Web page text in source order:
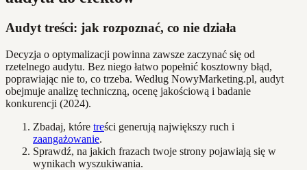
Audyt treści: jak rozpoznać, co nie działa
Decyzja o optymalizacji powinna zawsze zaczynać się od
rzetelnego audytu. Bez niego łatwo popełnić kosztowny błąd,
poprawiając nie to, co trzeba. Według NowyMarketing.pl, audyt
obejmuje analizę techniczną, ocenę jakościową i badanie
konkurencji (2024).
Zbadaj, które treści generują największy ruch i
zaangażowanie.
Sprawdź, na jakich frazach twoje strony pojawiają się w
wynikach wyszukiwania.